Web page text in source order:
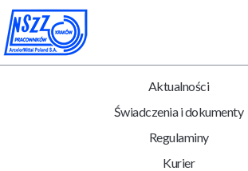
Aktualności
Świadczenia i dokumenty
Regulaminy
Kurier